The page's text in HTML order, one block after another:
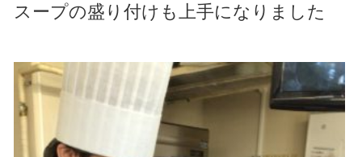
スープの盛り付けも上手になりました